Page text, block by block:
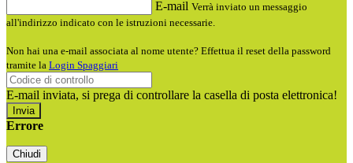
E-mail Verrà inviato un messaggio
all'indirizzo indicato con le istruzioni necessarie.
Non hai una e-mail associata al nome utente? Effettua il reset della password
tramite la Login Spaggiari
E-mail inviata, si prega di controllare la casella di posta elettronica!
Errore
Chiudi